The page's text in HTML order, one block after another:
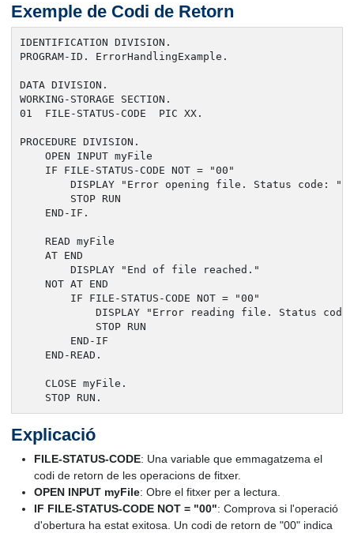
Exemple de Codi de Retorn
IDENTIFICATION DIVISION.
PROGRAM-ID. ErrorHandlingExample.
DATA DIVISION.
WORKING-STORAGE SECTION.
01  FILE-STATUS-CODE  PIC XX.
PROCEDURE DIVISION.
    OPEN INPUT myFile
    IF FILE-STATUS-CODE NOT = "00"
DISPLAY "Error opening file. Status code: "
        STOP RUN
    END-IF.
    READ myFile
    AT END
        DISPLAY "End of file reached."
    NOT AT END
        IF FILE-STATUS-CODE NOT = "00"
DISPLAY "Error reading file. Status
            STOP RUN
        END-IF
    END-READ.
    CLOSE myFile.
    STOP RUN.
Explicació
FILE-STATUS-CODE: Una variable que emmagatzema el
codi de retorn de les operacions de fitxer.
OPEN INPUT myFile: Obre el fitxer per a lectura.
IF FILE-STATUS-CODE NOT = "00": Comprova si l'operació
d'obertura ha estat exitosa. Un codi de retorn de "00" indica